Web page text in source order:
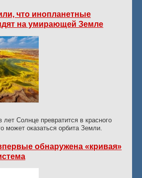
что инопланетные
на умирающей Земле
Солнце превратится в красного
может оказаться орбита Земли.
обнаружена «кривая»